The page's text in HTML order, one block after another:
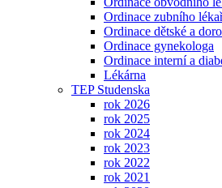
Ordinace zubního
Ordinace dětské a
Ordinace gynekologa
Ordinace interní a
Lékárna
TEP Studenska
rok 2026
rok 2025
rok 2024
rok 2023
rok 2022
rok 2021